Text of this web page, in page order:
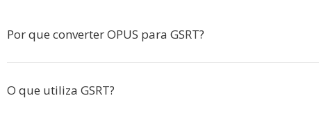
Por que converter OPUS para GSRT?
O que utiliza GSRT?